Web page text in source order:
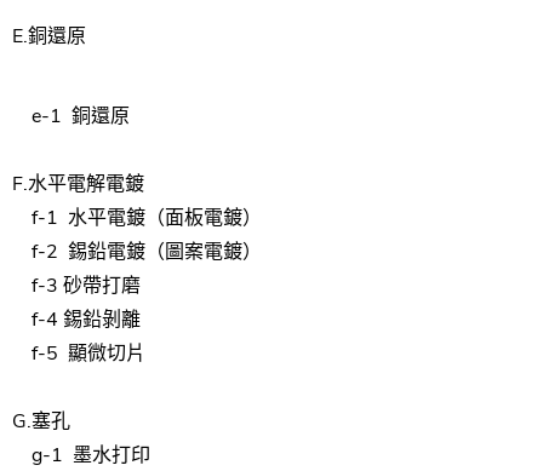
E.銅還原
e-1 銅還原
F.水平電解電鍍
f-1 水平電鍍 （面板電鍍）
f-2 錫鉛電鍍 （圖案電鍍）
f-3 砂帶打磨
f-4 錫鉛剝離
f-5 顯微切片
G.塞孔
g-1 墨水打印